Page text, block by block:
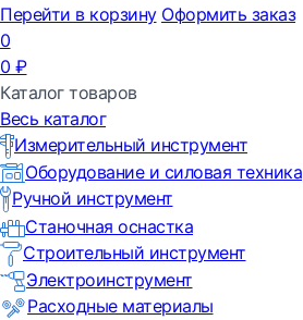
Перейти в корзину Оформить заказ
0
0 ₽
Каталог товаров
Весь каталог
Измерительный инструмент
Оборудование и силовая техника
Ручной инструмент
Станочная оснастка
Строительный инструмент
Электроинструмент
Расходные материалы